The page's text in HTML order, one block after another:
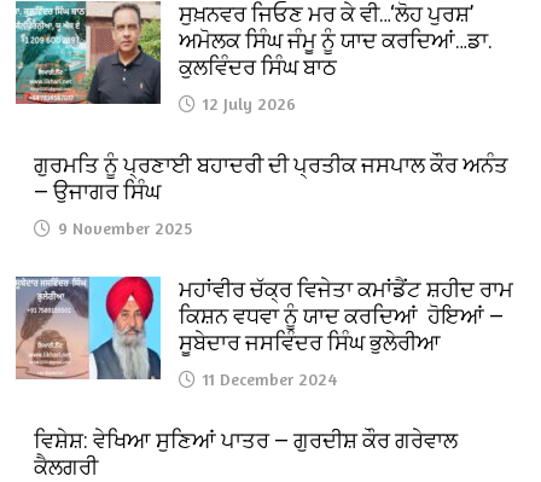
ਸੁਖ਼ਨਵਰ ਜਿਓਣ ਮਰ ਕੇ ਵੀ…‘ਲੋਹ ਪੁਰਸ਼’
ਅਮੋਲਕ ਸਿੰਘ ਜੰਮੂ ਨੂੰ ਯਾਦ ਕਰਦਿਆਂ…ਡਾ.
ਕੁਲਵਿੰਦਰ ਸਿੰਘ ਬਾਠ
12 July 2026
ਗੁਰਮਤਿ ਨੂੰ ਪ੍ਰਣਾਈ ਬਹਾਦਰੀ ਦੀ ਪ੍ਰਤੀਕ ਜਸਪਾਲ ਕੌਰ ਅਨੰਤ
— ਉਜਾਗਰ ਸਿੰਘ
9 November 2025
ਮਹਾਂਵੀਰ ਚੱਕ੍ਰ ਵਿਜੇਤਾ ਕਮਾਂਡੈਂਟ ਸ਼ਹੀਦ ਰਾਮ
ਕਿਸ਼ਨ ਵਧਵਾ ਨੂੰ ਯਾਦ ਕਰਦਿਆਂ ਹੋਇਆਂ —
ਸੂਬੇਦਾਰ ਜਸਵਿੰਦਰ ਸਿੰਘ ਭੁਲੇਰੀਆ
11 December 2024
ਵਿਸ਼ੇਸ਼: ਵੇਖਿਆ ਸੁਣਿਆਂ ਪਾਤਰ — ਗੁਰਦੀਸ਼ ਕੌਰ ਗਰੇਵਾਲ
ਕੈਲਗਰੀ